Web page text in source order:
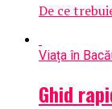
De ce
Viața în
Ghid